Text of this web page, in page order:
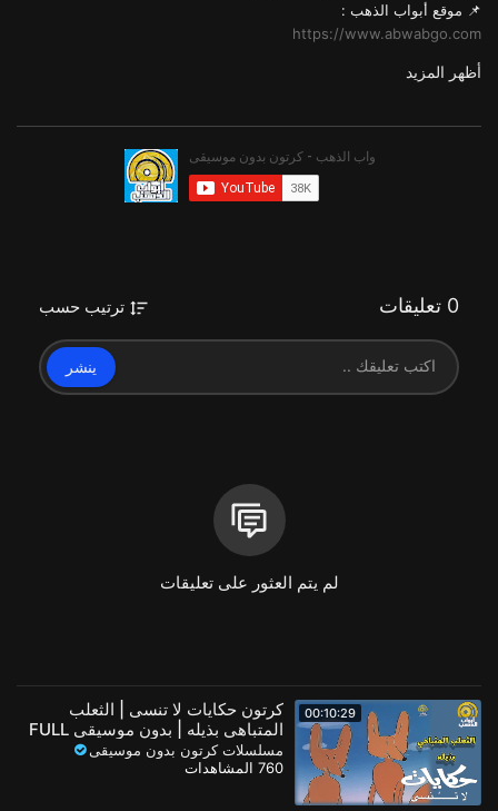
📌 موقع أبواب الذهب :
https://www.abwabgo.com
رابط التيليجرام :
رابط الفيسبوك :
https://www.facebook.com/profi....le.php?id=1000864335
_____________________________
كرتون بدون موسيقى,
قناة كرتون بدون موسيقى,
animation,
cartoonm,
أظهر المزيد
0 تعليقات ترتيب حسب
ينشر
لم يتم العثور على تعليقات
00:10:29
كرتون حكايات لا تنسى | الثعلب
المتباهي بذيله | بدون موسيقى FULL
HD ( الحلقة الثانية 2 )
مسلسلات كرتون بدون موسيقى
760 المشاهدات